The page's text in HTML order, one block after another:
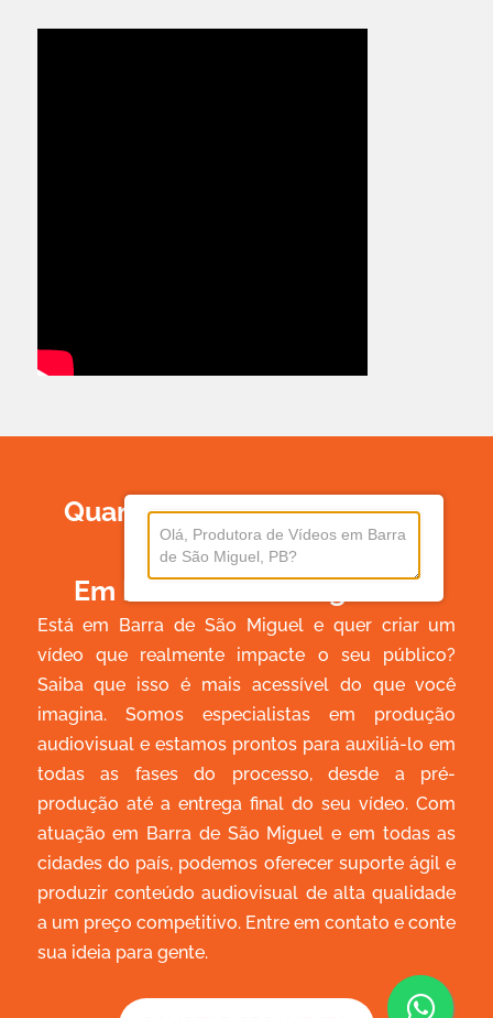
Quanto Custa Produzir Um
Vídeo
Em Barra De São Miguel?
Está em Barra de São Miguel e quer criar um
vídeo que realmente impacte o seu público?
Saiba que isso é mais acessível do que você
imagina. Somos especialistas em produção
audiovisual e estamos prontos para auxiliá-lo em
todas as fases do processo, desde a pré-
produção até a entrega final do seu vídeo. Com
atuação em Barra de São Miguel e em todas as
cidades do país, podemos oferecer suporte ágil e
produzir conteúdo audiovisual de alta qualidade
a um preço competitivo. Entre em contato e conte
sua ideia para gente.